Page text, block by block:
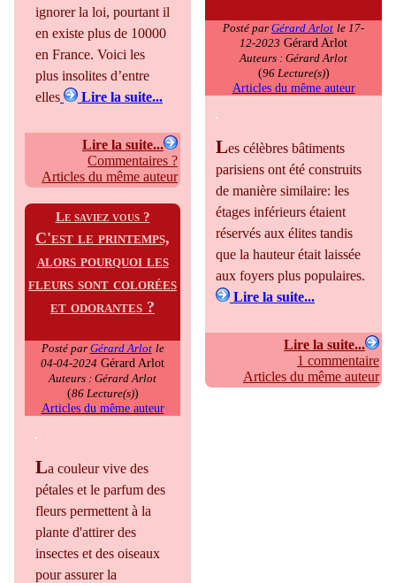
ignorer la loi, pourtant il
en existe plus de 10000
en France. Voici les
plus insolites d’entre
elles
Lire la suite...
Lire la suite...
Commentaires ?
Articles du même auteur
Le saviez vous ?
C'est le printemps,
alors pourquoi les
fleurs sont colorées
et odorantes ?
Posté par Gérard Arlot le
04-04-2024 Gérard Arlot
Auteurs : Gérard Arlot
(86 Lecture(s))
Articles du même auteur
La couleur vive des
pétales et le parfum des
fleurs permettent à la
plante d'attirer des
insectes et des oiseaux
pour assurer la
Posté par Gérard Arlot le 17-
12-2023 Gérard Arlot
Auteurs : Gérard Arlot
(96 Lecture(s))
Articles du même auteur
Les célèbres bâtiments
parisiens ont été construits
de manière similaire: les
étages inférieurs étaient
réservés aux élites tandis
que la hauteur était laissée
aux foyers plus populaires.
Lire la suite...
Lire la suite...
1 commentaire
Articles du même auteur